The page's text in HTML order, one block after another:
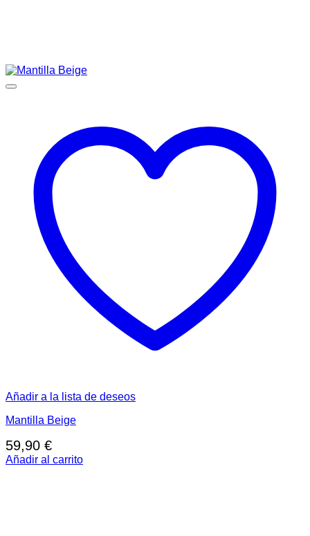
Añadir a la lista de deseos
Mantilla Beige
59,90 €
Añadir al carrito